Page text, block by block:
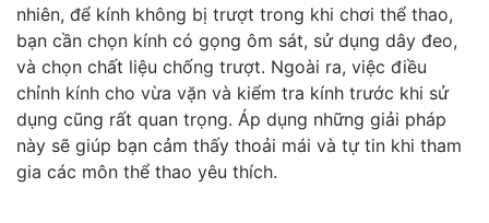
nhiên, để kính không bị trượt trong khi chơi thể thao,
bạn cần chọn kính có gọng ôm sát, sử dụng dây đeo,
và chọn chất liệu chống trượt. Ngoài ra, việc điều
chỉnh kính cho vừa vặn và kiểm tra kính trước khi sử
dụng cũng rất quan trọng. Áp dụng những giải pháp
này sẽ giúp bạn cảm thấy thoải mái và tự tin khi tham
gia các môn thể thao yêu thích.